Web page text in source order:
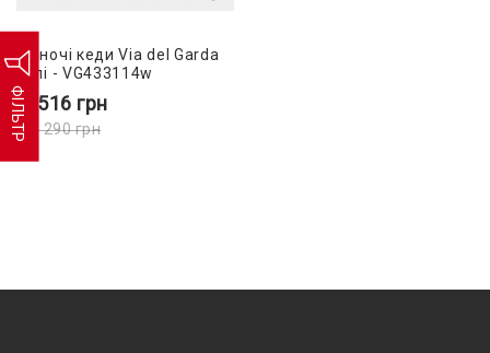
ФІЛЬТР
Жіночі кеди Via del Garda
білі - VG433114w
4 516 грн
11 290грн